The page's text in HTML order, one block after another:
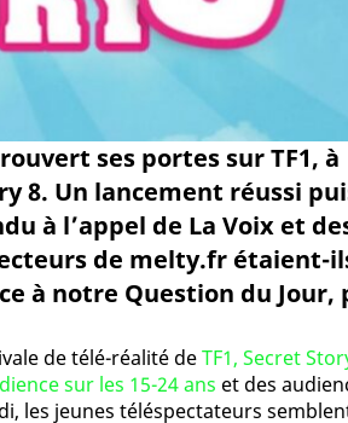
ses portes sur TF1, à
8. Un lancement réussi
à l’appel de La Voix et
de melty.fr étaient-
à notre Question du Jour,
de télé-réalité deTF1, Secret
sur les 15-24 ans et des
les jeunes téléspectateurs